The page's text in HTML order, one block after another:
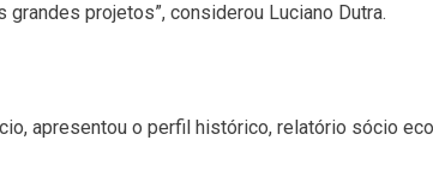
projetos”, considerou Luciano Dutra.
apresentou o perfil histórico, relatório sócio